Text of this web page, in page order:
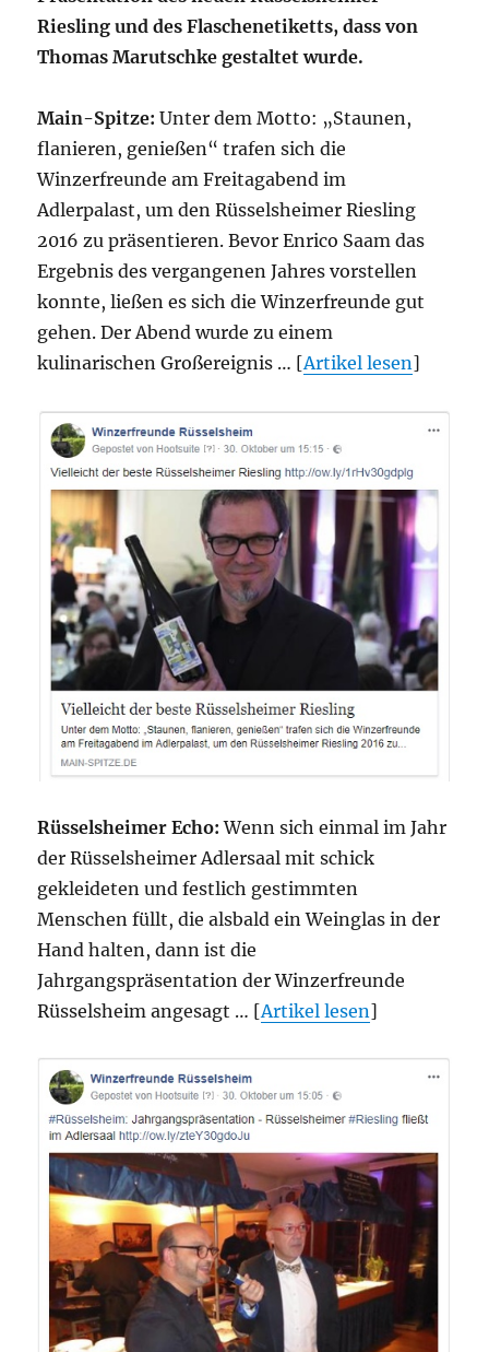
Riesling und des Flaschenetiketts, dass von
Thomas Marutschke gestaltet wurde.
Main-Spitze:Unter dem Motto: „Staunen,
flanieren, genießen“ trafen sich die
Winzerfreunde am Freitagabend im
Adlerpalast, um den Rüsselsheimer Riesling
2016 zu präsentieren. Bevor Enrico Saam das
Ergebnis des vergangenen Jahres vorstellen
konnte, ließen es sich die Winzerfreunde gut
gehen. Der Abend wurde zu einem
kulinarischen Großereignis … [Artikel lesen]
Rüsselsheimer Echo:Wenn sich einmal im Jahr
der Rüsselsheimer Adlersaal mit schick
gekleideten und festlich gestimmten
Menschen füllt,die alsbald ein Weinglas in der
Hand halten, dann ist die
Jahrgangspräsentation der Winzerfreunde
Rüsselsheim angesagt … [Artikel lesen]